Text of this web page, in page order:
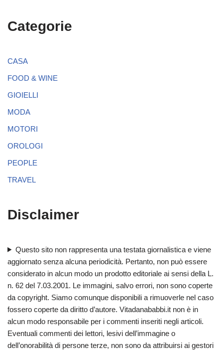
Categorie
CASA
FOOD & WINE
GIOIELLI
MODA
MOTORI
OROLOGI
PEOPLE
TRAVEL
Disclaimer
Questo sito non rappresenta una testata giornalistica e viene
aggiornato senza alcuna periodicità. Pertanto, non può essere
considerato in alcun modo un prodotto editoriale ai sensi della L.
n. 62 del 7.03.2001. Le immagini, salvo errori, non sono coperte
da copyright. Siamo comunque disponibili a rimuoverle nel caso
fossero coperte da diritto d’autore. Vitadanababbi.it non è in
alcun modo responsabile per i commenti inseriti negli articoli.
Eventuali commenti dei lettori, lesivi dell’immagine o
dell’onorabilità di persone terze, non sono da attribuirsi ai gestori